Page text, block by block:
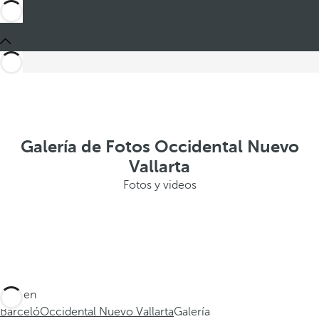
Galería de Fotos Occidental Nuevo
Vallarta
Fotos y videos
Está en
BarcelóOccidental Nuevo VallartaGalería